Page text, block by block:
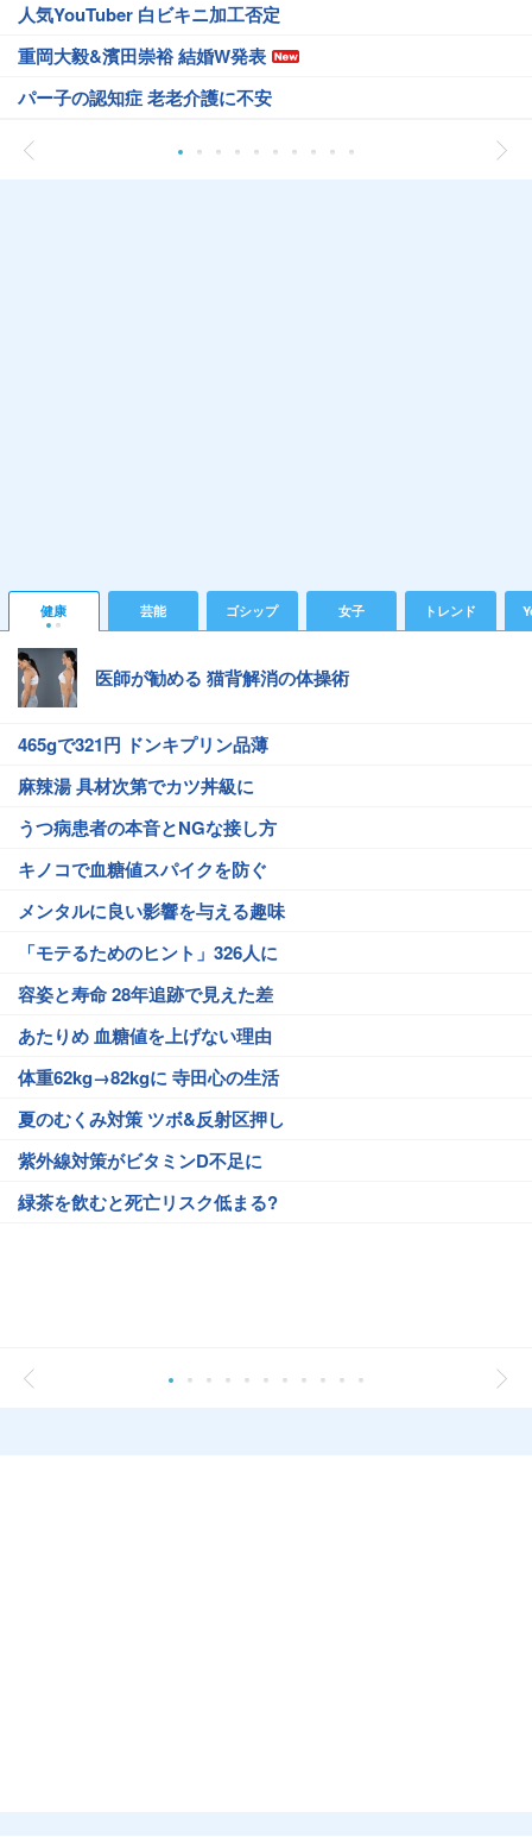
人気YouTuber 白ビキニ加工否定
重岡大毅&濱田崇裕 結婚W発表
パー子の認知症 老老介護に不安
健康 芸能 ゴシップ 女子 トレンド
医師が勧める 猫背解消の体操術
465gで321円 ドンキプリン品薄
麻辣湯 具材次第でカツ丼級に
うつ病患者の本音とNGな接し方
キノコで血糖値スパイクを防ぐ
メンタルに良い影響を与える趣味
「モテるためのヒント」326人に
容姿と寿命 28年追跡で見えた差
あたりめ 血糖値を上げない理由
体重62kg→82kgに 寺田心の生活
夏のむくみ対策 ツボ&反射区押し
紫外線対策がビタミンD不足に
緑茶を飲むと死亡リスク低まる?